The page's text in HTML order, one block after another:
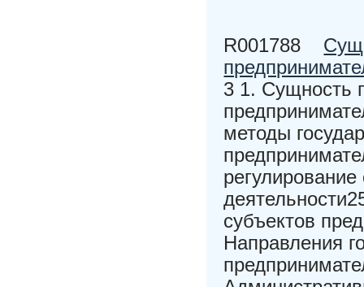
R001788
3 1. Сущность
методы
субъектов
Направления